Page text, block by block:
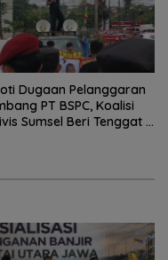
Dugaan Pelanggaran
PT BSPC, Koalisi
Sumsel Beri Tenggat 1